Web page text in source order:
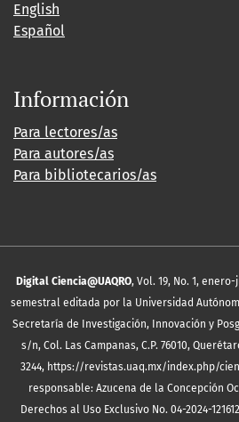
English
Español
Información
Para lectores/as
Para autores/as
Para bibliotecarios/as
Digital Ciencia@UAQRO, Vol. 19, No. 1,
semestral editada por la Universidad
Secretaría de Investigación, Innovación y
s/n, Col. Las Campanas, C.P. 76010,
3244, https://revistas.uaq.mx/index.php/
responsable: Azucena de la Concepción
Derechos al Uso Exclusivo No. 04-2024-